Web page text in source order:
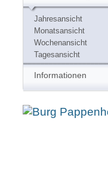
Jahresansicht
Monatsansicht
Wochenansicht
Tagesansicht
Informationen